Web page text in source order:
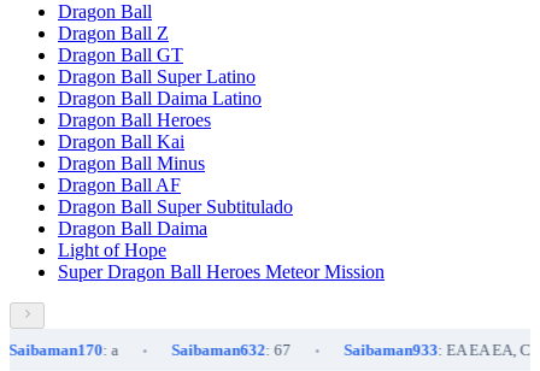
Dragon Ball
Dragon Ball Z
Dragon Ball GT
Dragon Ball Super Latino
Dragon Ball Daima Latino
Dragon Ball Heroes
Dragon Ball Kai
Dragon Ball Minus
Dragon Ball AF
Dragon Ball Super Subtitulado
Dragon Ball Daima
Light of Hope
Super Dragon Ball Heroes Meteor Mission
: a Saibaman632: 67 Saibaman933: EA EA EA,